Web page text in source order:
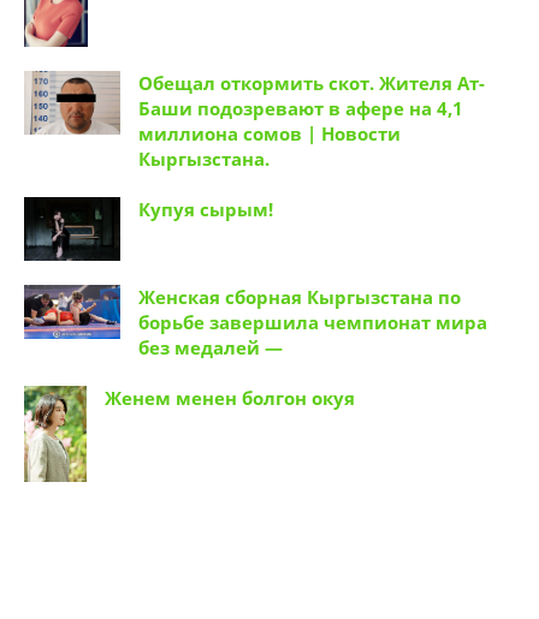
Обещал откормить скот. Жителя Ат-
Баши подозревают в афере на 4,1
миллиона сомов | Новости
Кыргызстана.
Купуя сырым!
Женская сборная Кыргызстана по
борьбе завершила чемпионат мира
без медалей —
Женем менен болгон окуя